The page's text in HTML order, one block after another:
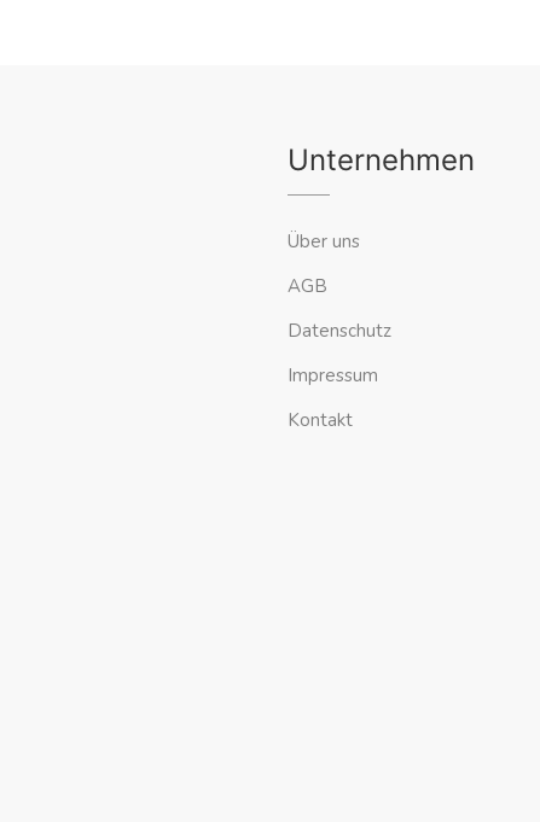
Unternehmen
Über uns
AGB
Datenschutz
Impressum
Kontakt